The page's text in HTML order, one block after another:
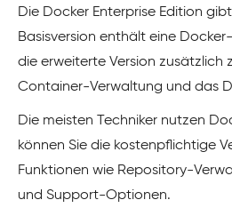
Die Docker Enterprise Edition
Basisversion enthält eine
die erweiterte Version zusätzlich
Container-Verwaltung und das
Die meisten Techniker nutzen
können Sie die kostenpflichtige
Funktionen wie Repository-
und Support-Optionen.